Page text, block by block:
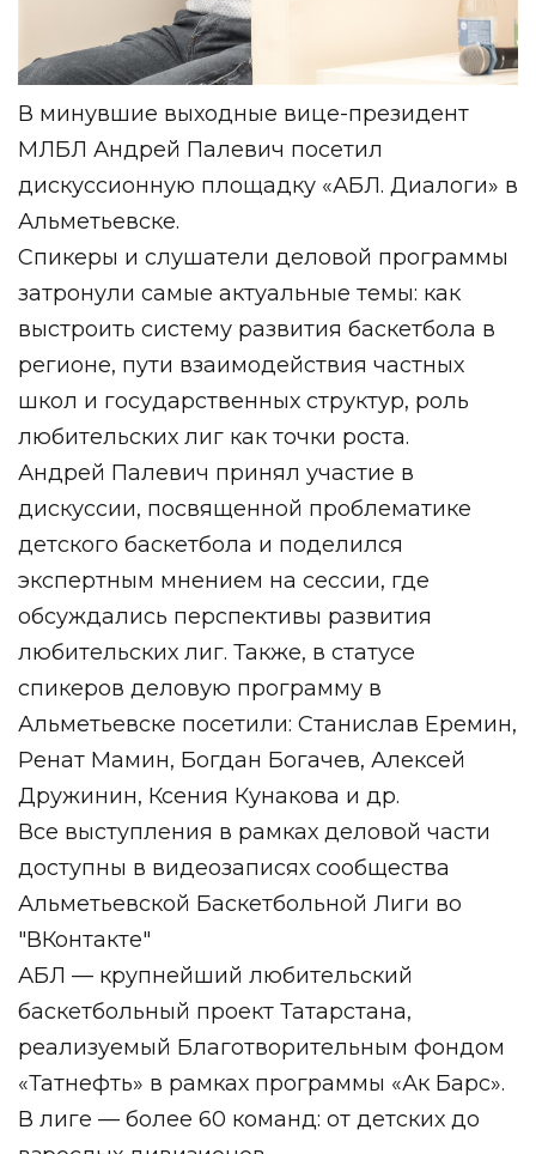
В минувшие выходные вице-президент
МЛБЛ Андрей Палевич посетил
дискуссионную площадку «АБЛ. Диалоги» в
Альметьевске.
Спикеры и слушатели деловой программы
затронули самые актуальные темы: как
выстроить систему развития баскетбола в
регионе, пути взаимодействия частных
школ и государственных структур, роль
любительских лиг как точки роста.
Андрей Палевич принял участие в
дискуссии, посвященной проблематике
детского баскетбола и поделился
экспертным мнением на сессии, где
обсуждались перспективы развития
любительских лиг. Также, в статусе
спикеров деловую программу в
Альметьевске посетили: Станислав Еремин,
Ренат Мамин, Богдан Богачев, Алексей
Дружинин, Ксения Кунакова и др.
Все выступления в рамках деловой части
доступны в видеозаписях сообщества
Альметьевской Баскетбольной Лиги во
"ВКонтакте"
АБЛ — крупнейший любительский
баскетбольный проект Татарстана,
реализуемый Благотворительным фондом
«Татнефть» в рамках программы «Ак Барс».
В лиге — более 60 команд: от детских до